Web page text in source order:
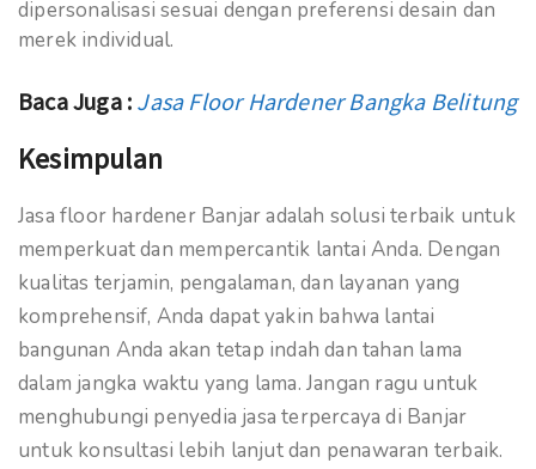
dipersonalisasi sesuai dengan preferensi desain dan
merek individual.
Baca Juga : Jasa Floor Hardener Bangka Belitung
Kesimpulan
Jasa floor hardener Banjar adalah solusi terbaik untuk
memperkuat dan mempercantik lantai Anda. Dengan
kualitas terjamin, pengalaman, dan layanan yang
komprehensif, Anda dapat yakin bahwa lantai
bangunan Anda akan tetap indah dan tahan lama
dalam jangka waktu yang lama. Jangan ragu untuk
menghubungi penyedia jasa terpercaya di Banjar
untuk konsultasi lebih lanjut dan penawaran terbaik.